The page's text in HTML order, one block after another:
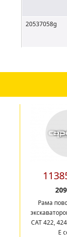
20537058g
Рама
CAT 422,
E